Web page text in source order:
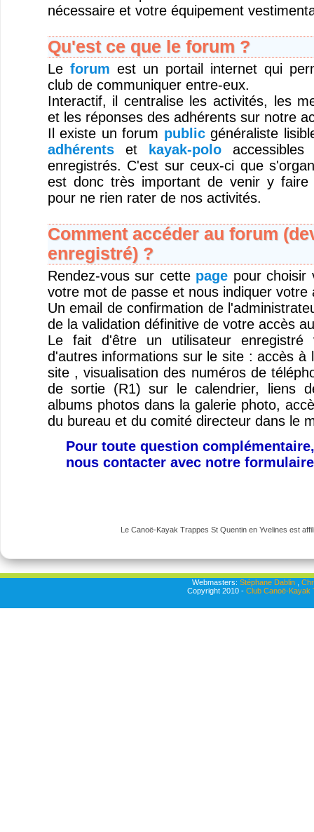
nécessaire et votre équipement
Qu'est ce que le forum ?
Le forum est un portail internet qui
club de communiquer entre-eux.
Interactif, il centralise les activités, les
et les réponses des adhérents sur notre
Il existe un forum publicgénéraliste
adhérentset kayak-poloaccessibles
enregistrés. C'est sur ceux-ci que
est donc très important de venir y faire
pour ne rien rater de nos activités.
Comment accéder au forum
enregistré) ?
Rendez-vous sur cette page pour choisir
votre mot de passe et nous indiquer votre
Un email de confirmation de
de la validation définitive de votre accès
Le fait d'être un utilisateur enregistré
d'autres informations sur le site : accès à
site , visualisation des numéros de
de sortie (R1) sur le calendrier, liens
albums photos dans la galerie photo,
du bureau et du comité directeur dans le
Pour toute question
nous contacter avec notre
Le Canoë-Kayak Trappes St Quentin en Yvelines est
Webmasters: Stéphane Dablin,
Copyright 2010 - Club Canoë-Kayak